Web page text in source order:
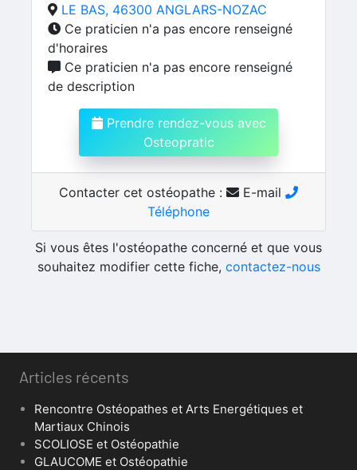
LE BAS, 46300 ANGLARS-NOZAC
Ce praticien n'a pas encore renseigné
d'horaires
Ce praticien n'a pas encore renseigné
de description
Prendre rendez-vous avec
Osteopratic
Contacter cet ostéopathe :
E-mail
Téléphone
Si vous êtes l'ostéopathe concerné et que vous
souhaitez modifier cette fiche, contactez-nous
Articles récents
Rencontre Ostéopathes et Arts Energétiques et
Martiaux Chinois
SCOLIOSE et Ostéopathie
GLAUCOME et Ostéopathie